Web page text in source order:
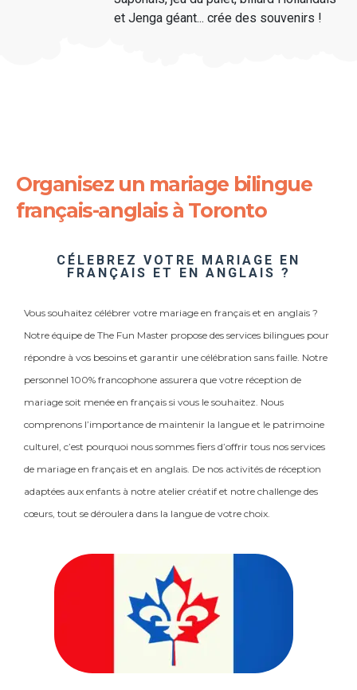
et Jenga géant... crée des souvenirs !
Organisez un mariage bilingue
français-anglais à Toronto
CÉLEBREZ VOTRE MARIAGE EN
FRANÇAIS ET EN ANGLAIS ?
Vous souhaitez célébrer votre mariage en français et en anglais ?
Notre équipe de The Fun Master propose des services bilingues pour
répondre à vos besoins et garantir une célébration sans faille. Notre
personnel 100% francophone assurera que votre réception de
mariage soit menée en français si vous le souhaitez. Nous
comprenons l’importance de maintenir la langue et le patrimoine
culturel, c’est pourquoi nous sommes fiers d’offrir tous nos services
de mariage en français et en anglais. De nos activités de réception
adaptées aux enfants à notre atelier créatif et notre challenge des
cœurs, tout se déroulera dans la langue de votre choix.